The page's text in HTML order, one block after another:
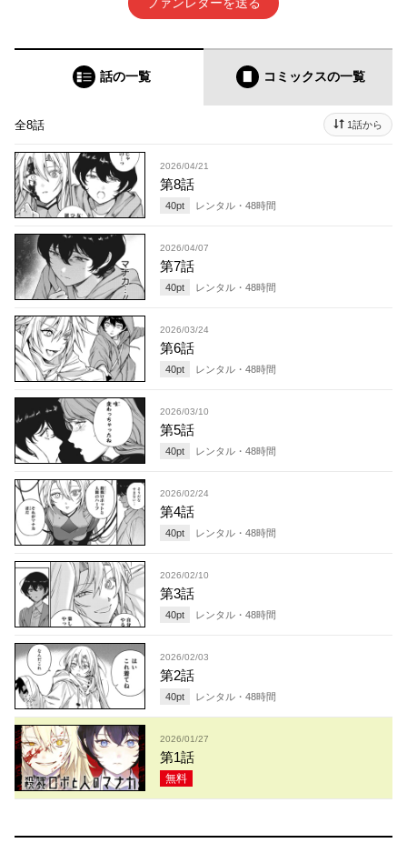
話の一覧 コミックスの一覧
全8話 1話から
2026/04/21
第8話
40pt レンタル・ 48時間
2026/04/07
第7話
40pt レンタル・ 48時間
2026/03/24
第6話
40pt レンタル・ 48時間
2026/03/10
第5話
40pt レンタル・ 48時間
2026/02/24
第4話
40pt レンタル・ 48時間
2026/02/10
第3話
40pt レンタル・ 48時間
2026/02/03
第2話
40pt レンタル・ 48時間
2026/01/27
第1話
無料